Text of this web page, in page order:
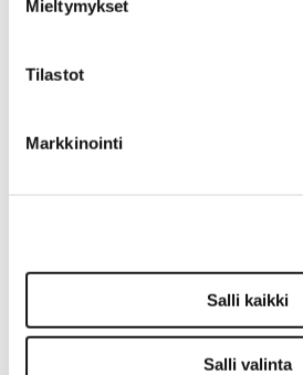
Mieltymykset
Tilastot
Markkinointi
Salli kaikki
Salli valinta
Tarrat, tunnukset, logot, merkit
Käytetyt alkuperäismerkit
Chrysler merkit
Dodge merkit
Ford merkit